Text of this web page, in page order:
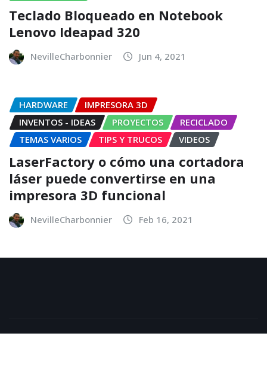
Teclado Bloqueado en Notebook
Lenovo Ideapad 320
NevilleCharbonnier Jun 4, 2021
HARDWARE
IMPRESORA 3D
INVENTOS - IDEAS
PROYECTOS
RECICLADO
TEMAS VARIOS
TIPS Y TRUCOS VIDEOS
LaserFactory o cómo una cortadora
láser puede convertirse en una
impresora 3D funcional
NevilleCharbonnier Feb 16, 2021